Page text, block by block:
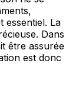
essentiel. La
Dans
être assurée
est donc